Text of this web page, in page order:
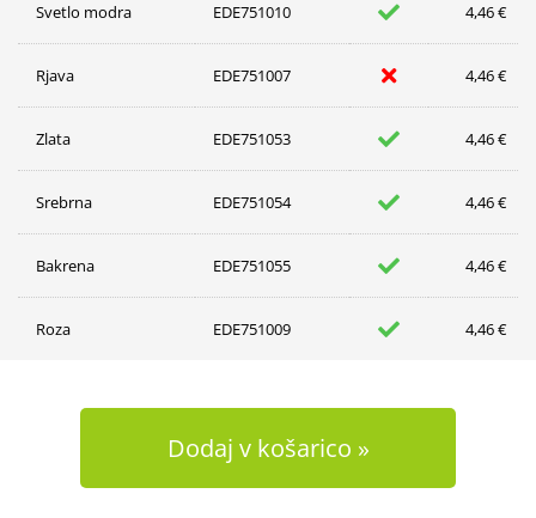
Svetlo modra EDE751010 4,46 €
Rjava EDE751007 4,46 €
Zlata EDE751053 4,46 €
Srebrna EDE751054 4,46 €
Bakrena EDE751055 4,46 €
Roza EDE751009 4,46 €
Dodaj v košarico